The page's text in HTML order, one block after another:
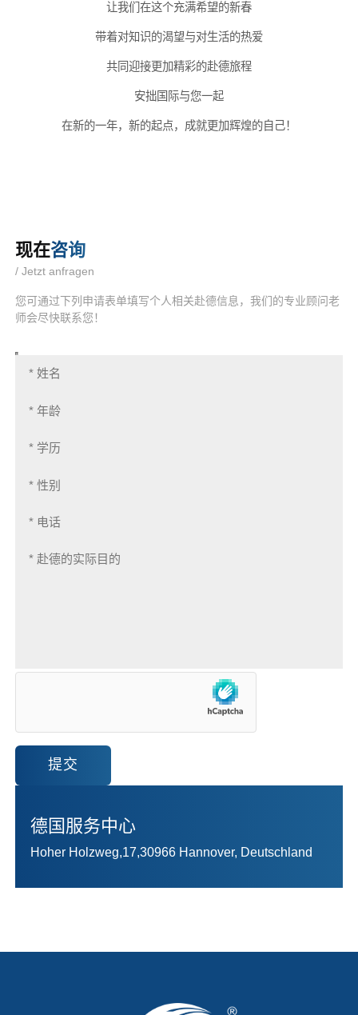
让我们在这个充满希望的新春
带着对知识的渴望与对生活的热爱
共同迎接更加精彩的赴德旅程
安拙国际与您一起
在新的一年，新的起点，成就更加辉煌的自己！
现在咨询
/ Jetzt anfragen
您可通过下列申请表单填写个人相关赴德信息，我们的专业顾问老
师会尽快联系您！
提交
德国服务中心
Hoher Holzweg,17,30966 Hannover, Deutschland